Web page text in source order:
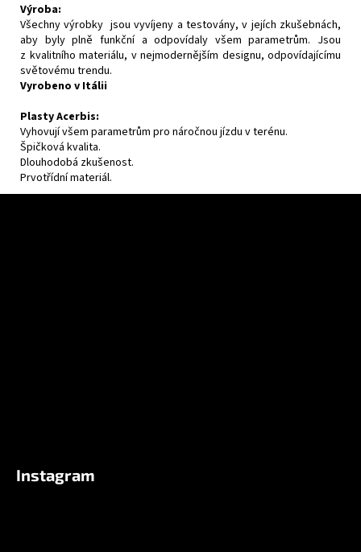
Výroba:
Všechny výrobky jsou vyvíjeny a testovány, v jejích zkušebnách,
aby byly plně funkční a odpovídaly všem parametrům. Jsou
z kvalitního materiálu, v nejmodernějším designu, odpovídajícímu
světovému trendu.
Vyrobeno v Itálii
Plasty Acerbis:
Vyhovují všem parametrům pro náročnou jízdu v terénu.
Špičková kvalita.
Dlouhodobá zkušenost.
Prvotřídní materiál.
Instagram